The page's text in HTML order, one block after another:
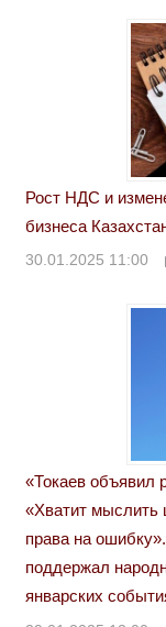
Рост НДС и
бизнеса
30.01.2025 11:00
«Токаев объявил
«Хватит мыслить
права на
поддержал
январских